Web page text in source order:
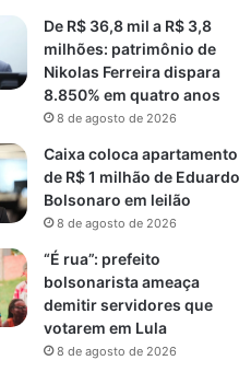
De R$ 36,8 mil a R$ 3,8
milhões: patrimônio de
Nikolas Ferreira dispara
8.850% em quatro anos
8 de agosto de 2026
Caixa coloca apartamento
de R$ 1 milhão de Eduardo
Bolsonaro em leilão
8 de agosto de 2026
“É rua”: prefeito
bolsonarista ameaça
demitir servidores que
votarem em Lula
8 de agosto de 2026